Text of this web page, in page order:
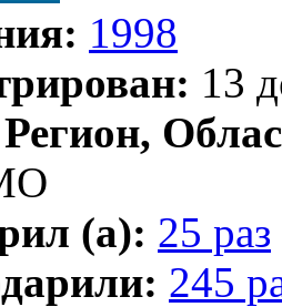
1998
13
(а): 25 раз
245